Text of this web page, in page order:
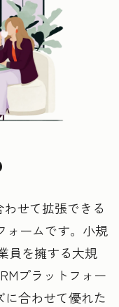
せて拡張できる
ォームです。小規
員を擁する大規
プラットフォー
合わせて優れた